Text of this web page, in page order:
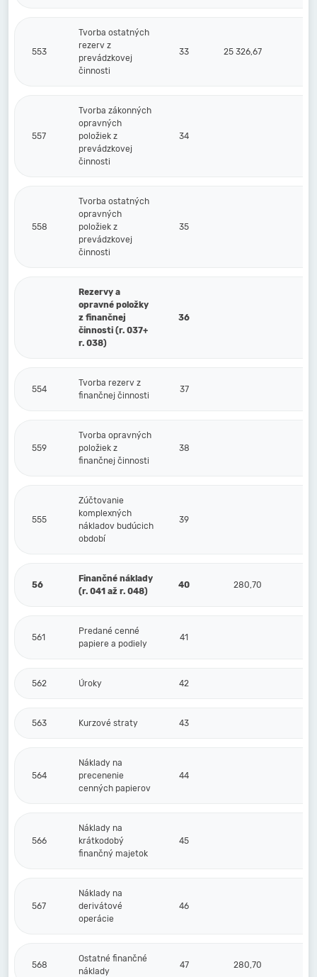
553
Tvorba ostatných
rezerv z
prevádzkovej
činnosti
33 25 326,67
557
Tvorba zákonných
opravných
položiek z
prevádzkovej
činnosti
34
558
Tvorba ostatných
opravných
položiek z
prevádzkovej
činnosti
35
Rezervy a
opravné položky
z finančnej
činnosti (r. 037+
r. 038)
36
554
Tvorba rezerv z
finančnej činnosti
37
559
Tvorba opravných
položiek z
finančnej činnosti
38
555
Zúčtovanie
komplexných
nákladov budúcich
období
39
56
Finančné náklady
(r. 041 až r. 048)
40 280,70
561
Predané cenné
papiere a podiely
41
562 Úroky 42
563 Kurzové straty 43
564
Náklady na
precenenie
cenných papierov
44
566
Náklady na
krátkodobý
finančný majetok
45
567
Náklady na
derivátové
operácie
46
568
Ostatné finančné
náklady
47 280,70